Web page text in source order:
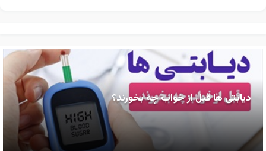
دیابتی ها قبل از خواب چه بخورند؟